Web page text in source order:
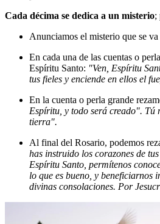
Cada décima se dedica a un misterio;
Anunciamos el misterio que se
En cada una de las cuentas o
Espíritu Santo: "Ven, Espíritu
tus fieles y enciende en ellos el
En la cuenta o perla grande
Espíritu, y todo será creado". Tú
tierra".
Al final del Rosario, podemos
has instruido los corazones de
Espíritu Santo, permítenos
lo que es bueno, y beneficiarnos
divinas consolaciones. Por